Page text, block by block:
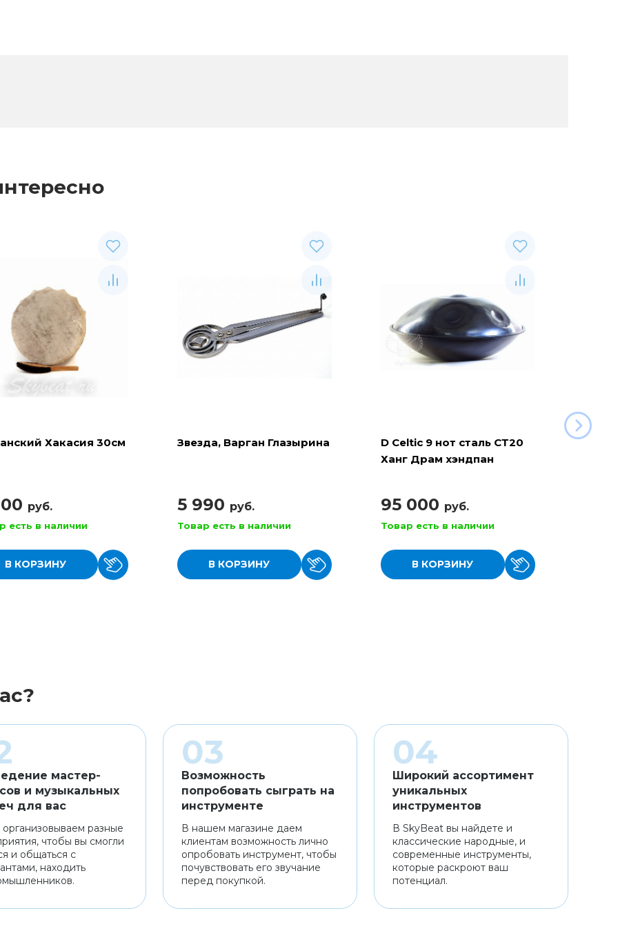
Хакасия 30см
руб.
есть в наличии
В КОРЗИНУ
Звезда, Варган Глазырина
5 990 руб.
Товар есть в наличии
В КОРЗИНУ
D Celtic 9 нот сталь СТ20
Ханг Драм хэндпан
95 000 руб.
Товар есть в наличии
В КОРЗИНУ
Баян
мастер-
и музыкальных
для вас
организовываем разные
чтобы вы смогли
и общаться с
находить
Возможность
попробовать сыграть на
инструменте
В нашем магазине даем
клиентам возможность лично
опробовать инструмент, чтобы
почувствовать его звучание
перед покупкой.
Широкий ассортимент
уникальных
инструментов
В SkyBeat вы найдете и
классические народные, и
современные инструменты,
которые раскроют ваш
потенциал.